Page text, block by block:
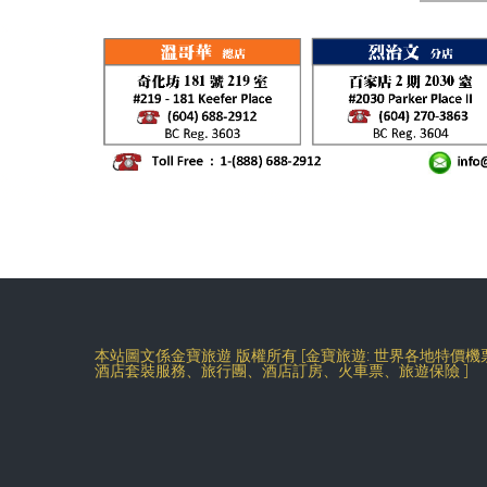
本站圖文係金寶旅遊 版權所有 [金寶旅遊: 世界各地特價
酒店套裝服務、旅行團、酒店訂房、火車票、旅遊保險 ]